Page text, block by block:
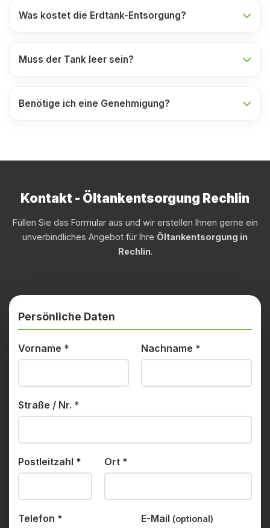
Was kostet die Erdtank-Entsorgung?
Muss der Tank leer sein?
Benötige ich eine Genehmigung?
Kontakt - Öltankentsorgung Rechlin
Füllen Sie das Formular aus und wir erstellen Ihnen gerne ein
unverbindliches Angebot für Ihre Öltankentsorgung in
Rechlin.
Persönliche Daten
Vorname * Nachname *
Straße / Nr. *
Postleitzahl * Ort *
Telefon * E-Mail (optional)